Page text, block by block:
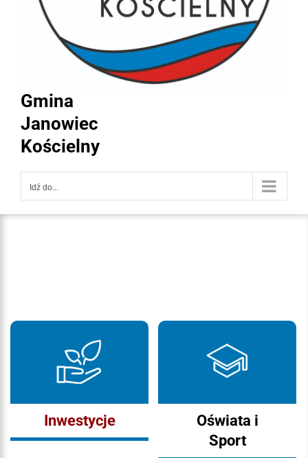
Gmina
Janowiec
Kościelny
Idź do...
Inwestycje
Oświata i
Sport